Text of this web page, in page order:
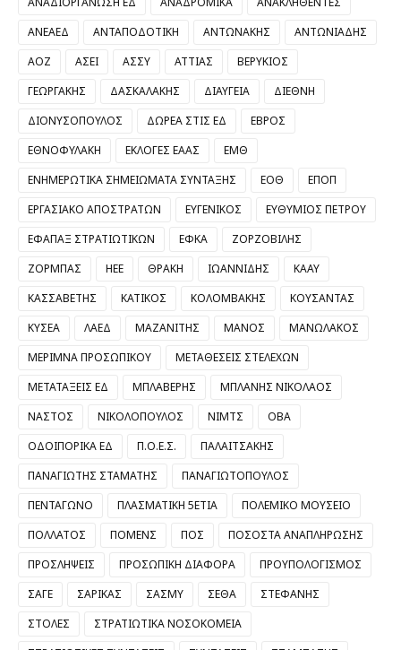
ΑΝΕΑΕΔ
ΑΝΤΑΠΟΔΟΤΙΚΗ ΑΝΤΩΝΑΚΗΣ
ΑΝΤΩΝΙΑΔΗΣ
ΑΟΖ
ΑΣΕΙ ΑΣΣΥ ΑΤΤΙΑΣ
ΒΕΡΥΚΙΟΣ
ΓΕΩΡΓΑΚΗΣ
ΔΑΣΚΑΛΑΚΗΣ ΔΙΑΥΓΕΙΑ
ΔΙΕΘΝΗ
ΔΙΟΝΥΣΟΠΟΥΛΟΣ
ΔΩΡΕΑ ΣΤΙΣ ΕΔ
ΕΒΡΟΣ
ΕΘΝΟΦΥΛΑΚΗ
ΕΚΛΟΓΕΣ ΕΑΑΣ
ΕΜΘ
ΕΝΗΜΕΡΩΤΙΚΑ ΣΗΜΕΙΩΜΑΤΑ ΣΥΝΤΑΞΗΣ
ΕΟΘ
ΕΠΟΠ
ΕΡΓΑΣΙΑΚΟ ΑΠΟΣΤΡΑΤΩΝ
ΕΥΓΕΝΙΚΟΣ
ΕΥΘΥΜΙΟΣ ΠΕΤΡΟΥ
ΕΦΑΠΑΞ ΣΤΡΑΤΙΩΤΙΚΩΝ
ΕΦΚΑ
ΖΟΡΖΟΒΙΛΗΣ
ΖΟΡΜΠΑΣ
ΗΕΕ ΘΡΑΚΗ ΙΩΑΝΝΙΔΗΣ
ΚΑΑΥ
ΚΑΣΣΑΒΕΤΗΣ
ΚΑΤΙΚΟΣ ΚΟΛΟΜΒΑΚΗΣ
ΚΟΥΣΑΝΤΑΣ
ΚΥΣΕΑ
ΛΑΕΔ ΜΑΖΑΝΙΤΗΣ ΜΑΝΟΣ
ΜΑΝΩΛΑΚΟΣ
ΜΕΡΙΜΝΑ ΠΡΟΣΩΠΙΚΟΥ
ΜΕΤΑΘΕΣΕΙΣ ΣΤΕΛΕΧΩΝ
ΜΕΤΑΤΑΞΕΙΣ ΕΔ
ΜΠΛΑΒΕΡΗΣ
ΜΠΛΑΝΗΣ ΝΙΚΟΛΑΟΣ
ΝΑΣΤΟΣ
ΝΙΚΟΛΟΠΟΥΛΟΣ ΝΙΜΤΣ
ΟΒΑ
ΟΔΟΙΠΟΡΙΚΑ ΕΔ
Π.Ο.Ε.Σ.
ΠΑΛΑΙΤΣΑΚΗΣ
ΠΑΝΑΓΙΩΤΗΣ ΣΤΑΜΑΤΗΣ
ΠΑΝΑΓΙΩΤΟΠΟΥΛΟΣ
ΠΕΝΤΑΓΩΝΟ
ΠΛΑΣΜΑΤΙΚΗ 5ΕΤΙΑ
ΠΟΛΕΜΙΚΟ ΜΟΥΣΕΙΟ
ΠΟΛΛΑΤΟΣ
ΠΟΜΕΝΣ ΠΟΣ
ΠΟΣΟΣΤΑ ΑΝΑΠΛΗΡΩΣΗΣ
ΠΡΟΣΛΗΨΕΙΣ
ΠΡΟΣΩΠΙΚΗ ΔΙΑΦΟΡΑ
ΠΡΟΥΠΟΛΟΓΙΣΜΟΣ
ΣΑΓΕ
ΣΑΡΙΚΑΣ ΣΑΣΜΥ ΣΕΘΑ
ΣΤΕΦΑΝΗΣ
ΣΤΟΛΕΣ
ΣΤΡΑΤΙΩΤΙΚΑ ΝΟΣΟΚΟΜΕΙΑ